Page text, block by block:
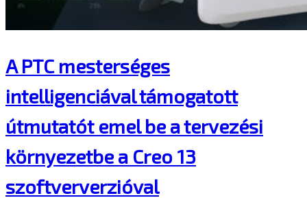
A PTC mesterséges
intelligenciával támogatott
útmutatót emel be a tervezési
környezetbe a Creo 13
szoftververzióval